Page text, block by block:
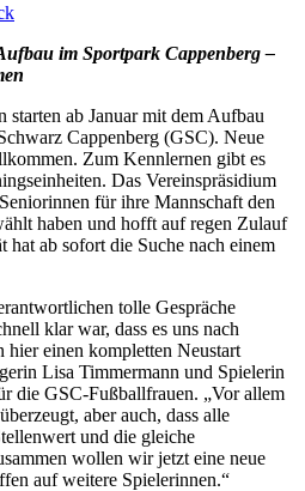
im Sportpark Cappenberg –
starten ab Januar mit dem Aufbau
Cappenberg (GSC). Neue
. Zum Kennlernen gibt es
n. Das Vereinspräsidium
Seniorinnen für ihre Mannschaft den
haben und hofft auf regen Zulauf
hat ab sofort die Suche nach einem
tolle Gespräche
klar war, dass es uns nach
hiereinen kompletten Neustart
Lisa Timmermann und Spielerin
die GSC-Fußballfrauen. „Vor allem
überzeugt, aber auch, dass alle
und die gleiche
wollen wir jetzt eine neue
auf weitere Spielerinnen.“